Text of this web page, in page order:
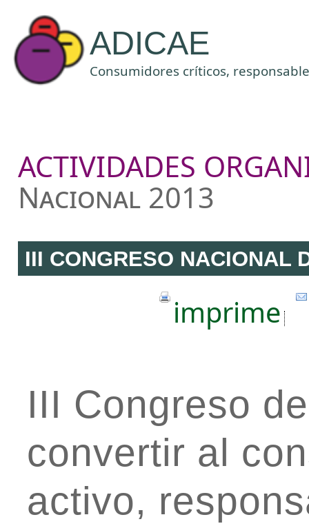
ADICAE
Consumidores críticos,
ACTIVIDADES
Nacional 2013
III CONGRESO NACIONAL
imprime
III Congreso
convertir al
activo,